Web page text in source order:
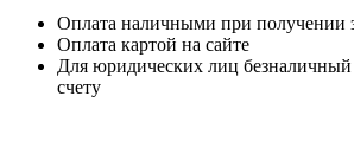
Оплата наличными при получении
Оплата картой на сайте
Для юридических лиц
счету